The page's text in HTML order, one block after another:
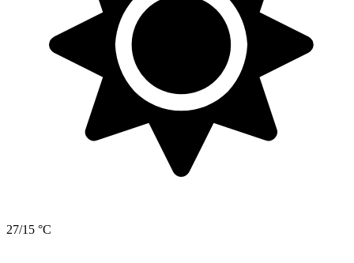
27/15 °C